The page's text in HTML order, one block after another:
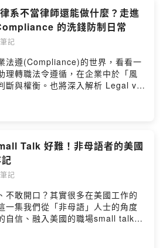
SoundOn
生存筆記｜
或是想聽特定主題、
寫問卷 商業合作請私訊我的IG
程、面試官評估重點，到最常見的
幫你少走彎路、更有效率地準備管
in/jocelyn-pei-ling-chen/ 🔔
廣告：台中市勞工局 (01:18) 內
(09:14) 進 consulting前需要知道
業招募timeline (12:32) 面試官會
的表現？ (14:16) 實際的Case
PEI) ? (29:25) 拿到麥
顧問會不會被AI 取代? 🔔 我開
能，請我一杯咖啡支持我繼續創作
podcasts/36d92788-
美國留學申請的懶人包:
想聽特定主題、匿名發問/建議，
BV471q7NhqvSeirr5 --
系不當律師還能做什麼？走進
的洗錢防制日常
記
法遵(Compliance)的世界，看看一
理轉職法令遵循，在企業中於「風
斷與權衡。也將深入解析 Legal vs.
Chiu - 金
🎯上IG看職場生存筆
留學申請的懶人包:
想聽特定主題、匿名發問/建議，
BV471q7NhqvSeirr5 商業
--Hosting
Talk 好難！非母語者的美國
記
不敢開口？其實很多在美國工作的
一集我們從「非母語」人士的角度
自信、融入美國的職場small talk文
姊說：「你越敢講，英文才會講